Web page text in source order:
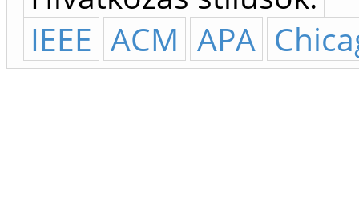
IEEE ACM APA